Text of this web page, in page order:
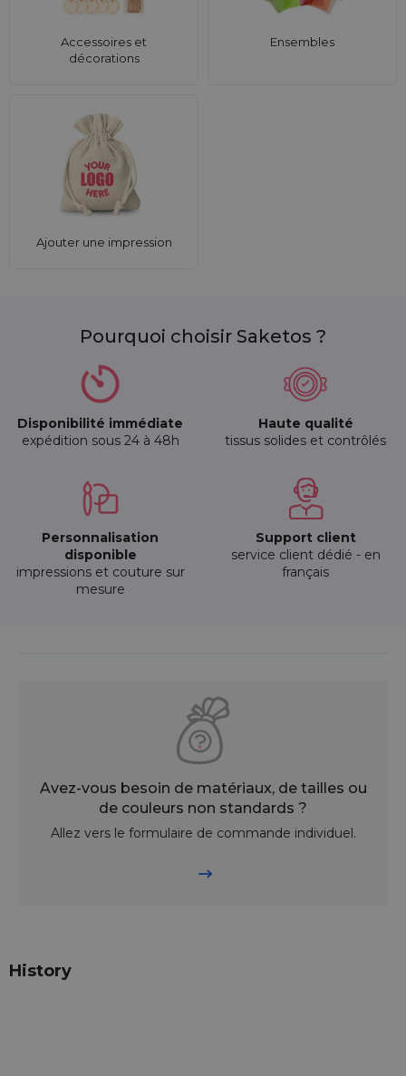
Accessoires et
décorations
Ensembles
Ajouter une impression
Pourquoi choisir Saketos ?
Disponibilité immédiate
expédition sous 24 à 48h
Haute qualité
tissus solides et contrôlés
Personnalisation
disponible
impressions et couture sur
mesure
Support client
service client dédié - en
français
Avez-vous besoin de matériaux, de tailles ou
de couleurs non standards ?
Allez vers le formulaire de commande individuel.
History